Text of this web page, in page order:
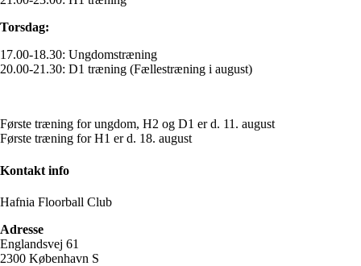
Torsdag:
17.00-18.30: Ungdomstræning
20.00-21.30: D1 træning (Fællestræning i august)
Første træning for ungdom, H2 og D1 er d. 11. august
Første træning for H1 er d. 18. august
Kontakt info
Hafnia Floorball Club
Adresse
Englandsvej 61
2300 København S